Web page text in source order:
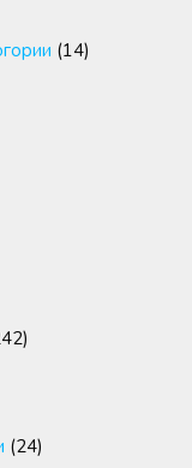
(14)
(24)